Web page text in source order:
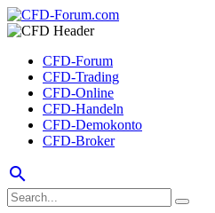
CFD-Forum
CFD-Trading
CFD-Online
CFD-Handeln
CFD-Demokonto
CFD-Broker
search